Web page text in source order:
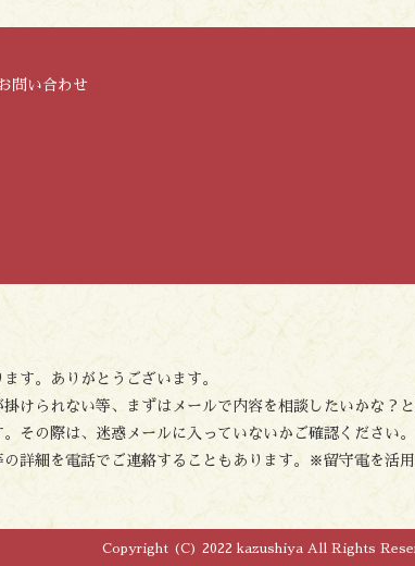
問い合わせ
す。ありがとうございます。
けられない等、まずはメールで内容を相談したいかな？
の際は、迷惑メールに入っていないかご確認ください。
詳細を電話でご連絡することもあります。※留守電を活
Copyright (C) 2022 kazushiya All Rights